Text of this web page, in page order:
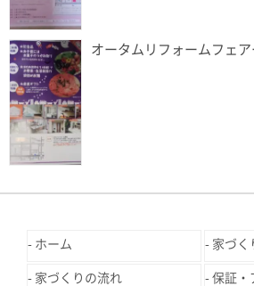
オータムリフォームフェア
ホーム 家づく
家づくりの流れ 保証・